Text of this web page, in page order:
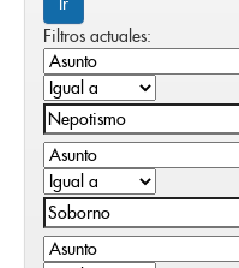
Filtros actuales: